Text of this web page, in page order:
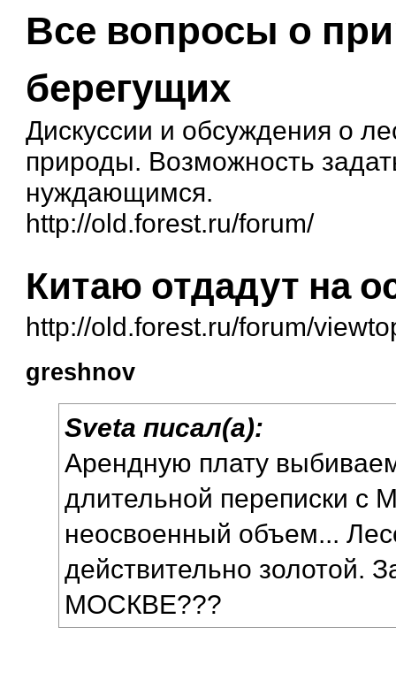
Все вопросы о
берегущих
Дискуссии и обсуждения о
природы. Возможность
нуждающимся.
http://old.forest.ru/forum/
Китаю отдадут на
http://old.forest.ru/forum/
greshnov
Sveta писал(а):
Арендную плату
длительной переписки с
неосвоенный объем...
действительно
МОСКВЕ???